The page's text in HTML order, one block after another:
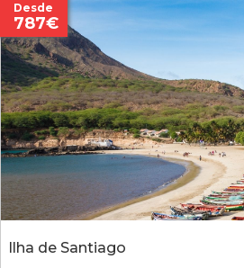
Ilha de Santiago
Desde
787€